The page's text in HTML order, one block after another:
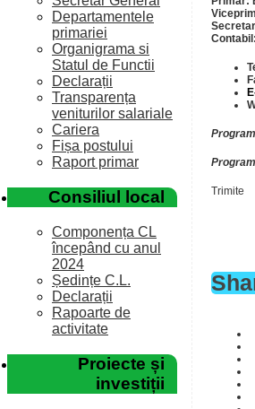
Trimite
Departamentele
primariei
Organigrama si
Statul de Functii
Declarații
Transparența
veniturilor salariale
Cariera
Fișa postului
Raport primar
Consiliul local
Componența CL
începând cu anul
2024
Ședințe C.L.
Declarații
Rapoarte de
activitate
Proiecte și
investiții